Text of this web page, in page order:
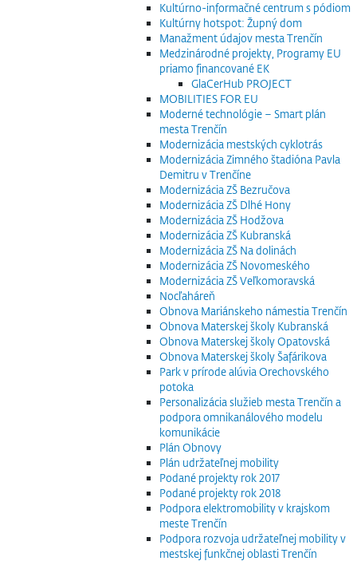
Kultúrno-informačné centrum s pódiom
Kultúrny hotspot: Župný dom
Manažment údajov mesta Trenčín
Medzinárodné projekty, Programy EU
priamo financované EK
GlaCerHub PROJECT
MOBILITIES FOR EU
Moderné technológie – Smart plán
mesta Trenčín
Modernizácia mestských cyklotrás
Modernizácia Zimného štadióna Pavla
Demitru v Trenčíne
Modernizácia ZŠ Bezručova
Modernizácia ZŠ Dlhé Hony
Modernizácia ZŠ Hodžova
Modernizácia ZŠ Kubranská
Modernizácia ZŠ Na dolinách
Modernizácia ZŠ Novomeského
Modernizácia ZŠ Veľkomoravská
Nocľaháreň
Obnova Mariánskeho námestia Trenčín
Obnova Materskej školy Kubranská
Obnova Materskej školy Opatovská
Obnova Materskej školy Šafárikova
Park v prírode alúvia Orechovského
potoka
Personalizácia služieb mesta Trenčín a
podpora omnikanálového modelu
komunikácie
Plán Obnovy
Plán udržateľnej mobility
Podané projekty rok 2017
Podané projekty rok 2018
Podpora elektromobility v krajskom
meste Trenčín
Podpora rozvoja udržateľnej mobility v
mestskej funkčnej oblasti Trenčín